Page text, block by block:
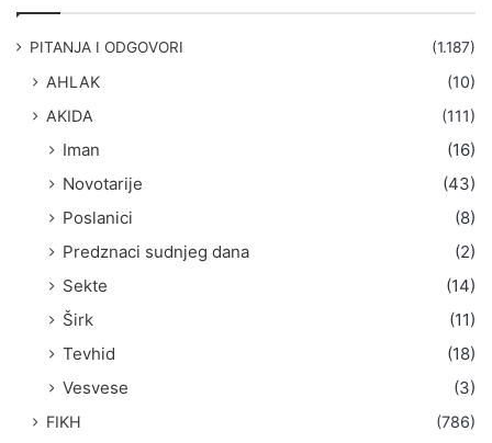
PITANJA I ODGOVORI (1.187)
AHLAK
(10)
AKIDA
(111)
Iman
(16)
Novotarije
(43)
Poslanici
(8)
Predznaci sudnjeg dana
(2)
Sekte
(14)
Širk
(11)
Tevhid
(18)
Vesvese
(3)
FIKH (786)